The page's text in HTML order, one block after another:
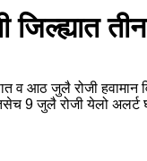
जिल्ह्यात
व आठ जुलै रोजी
9 जुलै रोजी येलो अलर्ट